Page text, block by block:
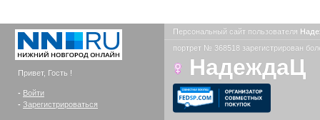
Привет, Гость !
- Войти
- Зарегистрироваться
Персональный сайт пользователя
портрет № 368518 зарегистрирован
НадеждаЦ